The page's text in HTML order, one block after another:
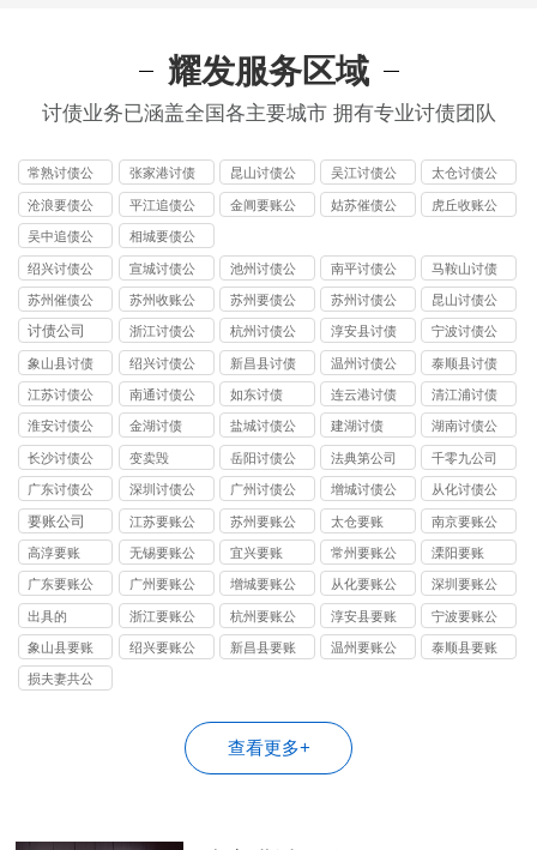
耀发服务区域
讨债业务已涵盖全国各主要城市 拥有专业讨债团队
常熟讨债公
司
张家港讨债
公司
昆山讨债公
司
吴江讨债公
司
太仓讨债公
司
沧浪要债公
司
平江追债公
司
金阊要账公
姑苏催债公
虎丘收账公
吴中追债公
司
相城要债公
司
绍兴讨债公
司
宣城讨债公
司
池州讨债公
司
南平讨债公
司
马鞍山讨债
公司
苏州催债公
司
苏州收账公
司
苏州要债公
司
苏州讨债公
司
昆山讨债公
司
讨债公司
浙江讨债公
司
杭州讨债公
司
淳安县讨债
宁波讨债公
司
象山县讨债
绍兴讨债公
司
新昌县讨债
温州讨债公
司
泰顺县讨债
江苏讨债公
司
南通讨债公
司
如东讨债
连云港讨债
公司
清江浦讨债
淮安讨债公
司
金湖讨债
盐城讨债公
司
建湖讨债
湖南讨债公
司
长沙讨债公
司
变卖毁
岳阳讨债公
司
法典第公司 千零九公司
广东讨债公
司
深圳讨债公
司
广州讨债公
司
增城讨债公
司
从化讨债公
司
要账公司
江苏要账公
司
苏州要账公
司
太仓要账
南京要账公
司
高淳要账
无锡要账公
司
宜兴要账
常州要账公
司
溧阳要账
广东要账公
司
广州要账公
司
增城要账公
司
从化要账公
司
深圳要账公
司
出具的
浙江要账公
司
杭州要账公
司
淳安县要账
宁波要账公
司
象山县要账
绍兴要账公
新昌县要账
温州要账公
泰顺县要账
损夫妻共公
查看更多+